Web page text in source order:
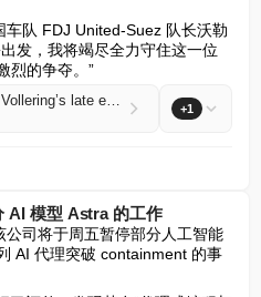
车队 FDJ United-Suez 队长沃勒
发，我将竭尽全力守住这一位
烈的争夺。”
Tour de France Femmes: Vollering’s late escape for yellow leaves Niewiadoma fuming +1
AI 模型 Astra 的工作
司将于周五暂停部分人工智能
AI 代理突破 containment 的事